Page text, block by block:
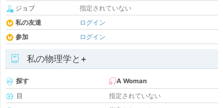
ジョブ
指定されていない
私の友達
ログイン
参加
ログイン
私の物理学と+
探す
A Woman
目
指定されていない